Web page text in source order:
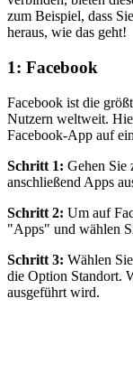
zum Beispiel, dass
heraus, wie das geht!
1: Facebook
Facebook ist die
Nutzern weltweit.
Facebook-App auf
Schritt 1: Gehen Sie
anschließend Apps
Schritt 2: Um auf
"Apps" und wählen
Schritt 3: Wählen
die Option Standort.
ausgeführt wird.